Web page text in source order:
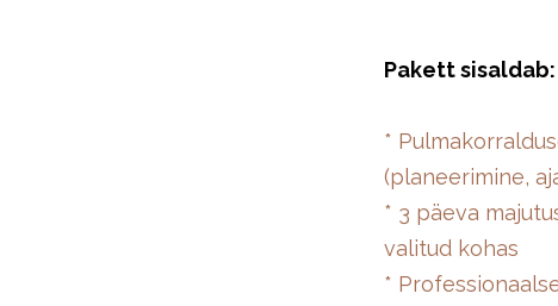
Pakett sisaldab:
*
(planeerimine,
* 3 päeva
valitud kohas
*